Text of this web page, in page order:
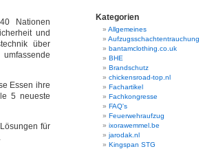
Nationen
und
über
Essen ihre
5 neueste
für
Kategorien
Allgemeines
Aufzugsschachtentrauchung
bantamclothing.co.uk
BHE
Brandschutz
chickensroad-top.nl
Fachartikel
Fachkongresse
FAQ's
Feuerwehraufzug
ixorawemmel.be
jarodak.nl
Kingspan STG